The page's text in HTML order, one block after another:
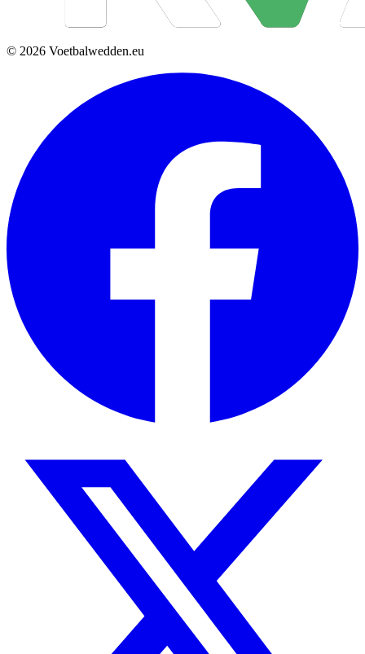
© 2026 Voetbalwedden.eu